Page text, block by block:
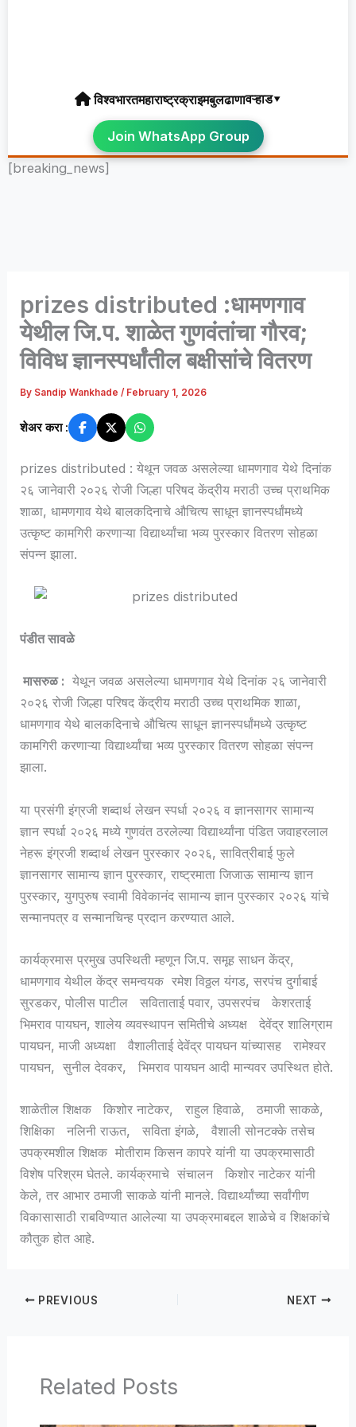
विश्वभारतमहाराष्ट्रक्राइमबुलढाणावऱ्हाड▾
Join WhatsApp Group
[breaking_news]
prizes distributed :धामणगाव
येथील जि.प. शाळेत गुणवंतांचा गौरव;
विविध ज्ञानस्पर्धांतील बक्षीसांचे वितरण
By Sandip Wankhade/ February 1, 2026
शेअर करा :
prizes distributed : येथून जवळ असलेल्या धामणगाव येथे दिनांक
२६ जानेवारी २०२६ रोजी जिल्हा परिषद केंद्रीय मराठी उच्च प्राथमिक
शाळा, धामणगाव येथे बालकदिनाचे औचित्य साधून ज्ञानस्पर्धांमध्ये
उत्कृष्ट कामगिरी करणाऱ्या विद्यार्थ्यांचा भव्य पुरस्कार वितरण सोहळा
संपन्न झाला.
पंडीत सावळे
मासरुळ : येथून जवळ असलेल्या धामणगाव येथे दिनांक २६ जानेवारी
२०२६ रोजी जिल्हा परिषद केंद्रीय मराठी उच्च प्राथमिक शाळा,
धामणगाव येथे बालकदिनाचे औचित्य साधून ज्ञानस्पर्धांमध्ये उत्कृष्ट
कामगिरी करणाऱ्या विद्यार्थ्यांचा भव्य पुरस्कार वितरण सोहळा संपन्न
झाला.
या प्रसंगी इंग्रजी शब्दार्थ लेखन स्पर्धा २०२६ व ज्ञानसागर सामान्य
ज्ञान स्पर्धा २०२६ मध्ये गुणवंत ठरलेल्या विद्यार्थ्यांना पंडित जवाहरलाल
नेहरू इंग्रजी शब्दार्थ लेखन पुरस्कार २०२६, सावित्रीबाई फुले
ज्ञानसागर सामान्य ज्ञान पुरस्कार, राष्ट्रमाता जिजाऊ सामान्य ज्ञान
पुरस्कार, युगपुरुष स्वामी विवेकानंद सामान्य ज्ञान पुरस्कार २०२६ यांचे
सन्मानपत्र व सन्मानचिन्ह प्रदान करण्यात आले.
कार्यक्रमास प्रमुख उपस्थिती म्हणून जि.प. समूह साधन केंद्र,
धामणगाव येथील केंद्र समन्वयक रमेश विठ्ठल यंगड, सरपंच दुर्गाबाई
सुरडकर, पोलीस पाटील सविताताई पवार, उपसरपंच केशरताई
भिमराव पायघन, शालेय व्यवस्थापन समितीचे अध्यक्ष देवेंद्र शालिग्राम
पायघन, माजी अध्यक्षा वैशालीताई देवेंद्र पायघन यांच्यासह रामेश्वर
पायघन, सुनील देवकर, भिमराव पायघन आदी मान्यवर उपस्थित होते.
शाळेतील शिक्षक किशोर नाटेकर, राहुल हिवाळे, ठमाजी साकळे,
शिक्षिका नलिनी राऊत, सविता इंगळे, वैशाली सोनटक्के तसेच
उपक्रमशील शिक्षक मोतीराम किसन कापरे यांनी या उपक्रमासाठी
विशेष परिश्रम घेतले. कार्यक्रमाचे संचालन किशोर नाटेकर यांनी
केले, तर आभार ठमाजी साकळे यांनी मानले. विद्यार्थ्यांच्या सर्वांगीण
विकासासाठी राबविण्यात आलेल्या या उपक्रमाबद्दल शाळेचे व शिक्षकांचे
कौतुक होत आहे.
PREVIOUS NEXT
Related Posts